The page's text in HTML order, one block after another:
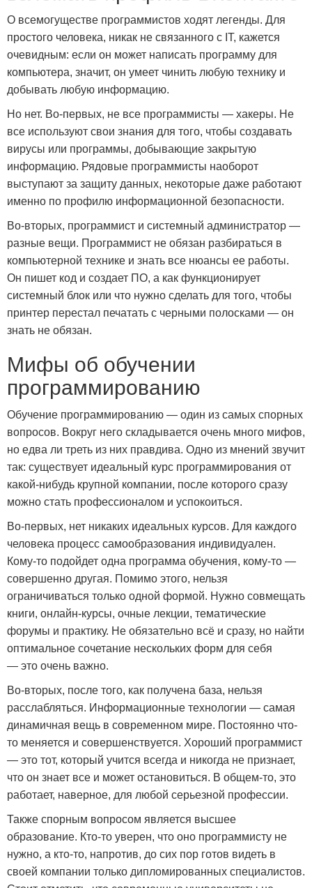
О всемогуществе программистов ходят легенды. Для
простого человека, никак не связанного с IT, кажется
очевидным: если он может написать программу для
компьютера, значит, он умеет чинить любую технику и
добывать любую информацию.
Но нет. Во-первых, не все программисты — хакеры. Не
все используют свои знания для того, чтобы создавать
вирусы или программы, добывающие закрытую
информацию. Рядовые программисты наоборот
выступают за защиту данных, некоторые даже работают
именно по профилю информационной безопасности.
Во-вторых, программист и системный администратор —
разные вещи. Программист не обязан разбираться в
компьютерной технике и знать все нюансы ее работы.
Он пишет код и создает ПО, а как функционирует
системный блок или что нужно сделать для того, чтобы
принтер перестал печатать с черными полосками — он
знать не обязан.
Мифы об обучении
программированию
Обучение программированию — один из самых спорных
вопросов. Вокруг него складывается очень много мифов,
но едва ли треть из них правдива. Одно из мнений звучит
так: существует идеальный курс программирования от
какой-нибудь крупной компании, после которого сразу
можно стать профессионалом и успокоиться.
Во-первых, нет никаких идеальных курсов. Для каждого
человека процесс самообразования индивидуален.
Кому-то подойдет одна программа обучения, кому-то —
совершенно другая. Помимо этого, нельзя
ограничиваться только одной формой. Нужно совмещать
книги, онлайн-курсы, очные лекции, тематические
форумы и практику. Не обязательно всё и сразу, но найти
оптимальное сочетание нескольких форм для себя
— это очень важно.
Во-вторых, после того, как получена база, нельзя
расслабляться. Информационные технологии — самая
динамичная вещь в современном мире. Постоянно что-
то меняется и совершенствуется. Хороший программист
— это тот, который учится всегда и никогда не признает,
что он знает все и может остановиться. В общем-то, это
работает, наверное, для любой серьезной профессии.
Также спорным вопросом является высшее
образование. Кто-то уверен, что оно программисту не
нужно, а кто-то, напротив, до сих пор готов видеть в
своей компании только дипломированных специалистов.